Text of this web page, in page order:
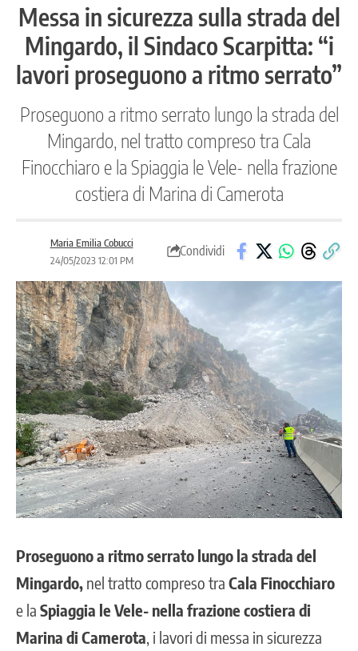
Messa in sicurezza sulla strada del
Mingardo, il Sindaco Scarpitta: “i
lavori proseguono a ritmo serrato”
Proseguono a ritmo serrato lungo la strada del
Mingardo, nel tratto compreso tra Cala
Finocchiaro e la Spiaggia le Vele- nella frazione
costiera di Marina di Camerota
Maria Emilia Cobucci
24/05/2023 12:01 PM
Condividi
Proseguono a ritmo serrato lungo la strada del
Mingardo, nel tratto compreso tra Cala Finocchiaro
e la Spiaggia le Vele- nella frazione costiera di
Marina di Camerota, i lavori di messa in sicurezza